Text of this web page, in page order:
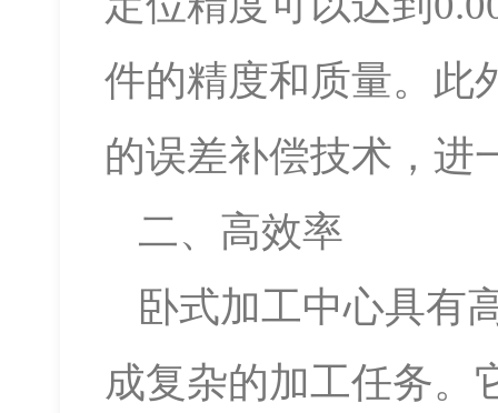
件的精度和质量。此
的误差补偿技术，进
二、高效率
卧式加工中心具有
成复杂的加工任务。